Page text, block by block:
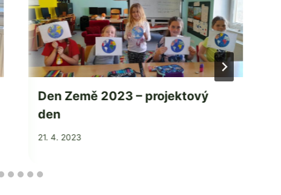
Den Země 2023 – projektový
den
Od
21. 4. 2023